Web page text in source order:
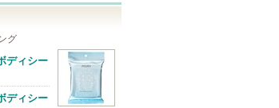
グ
ディシー
ディシー